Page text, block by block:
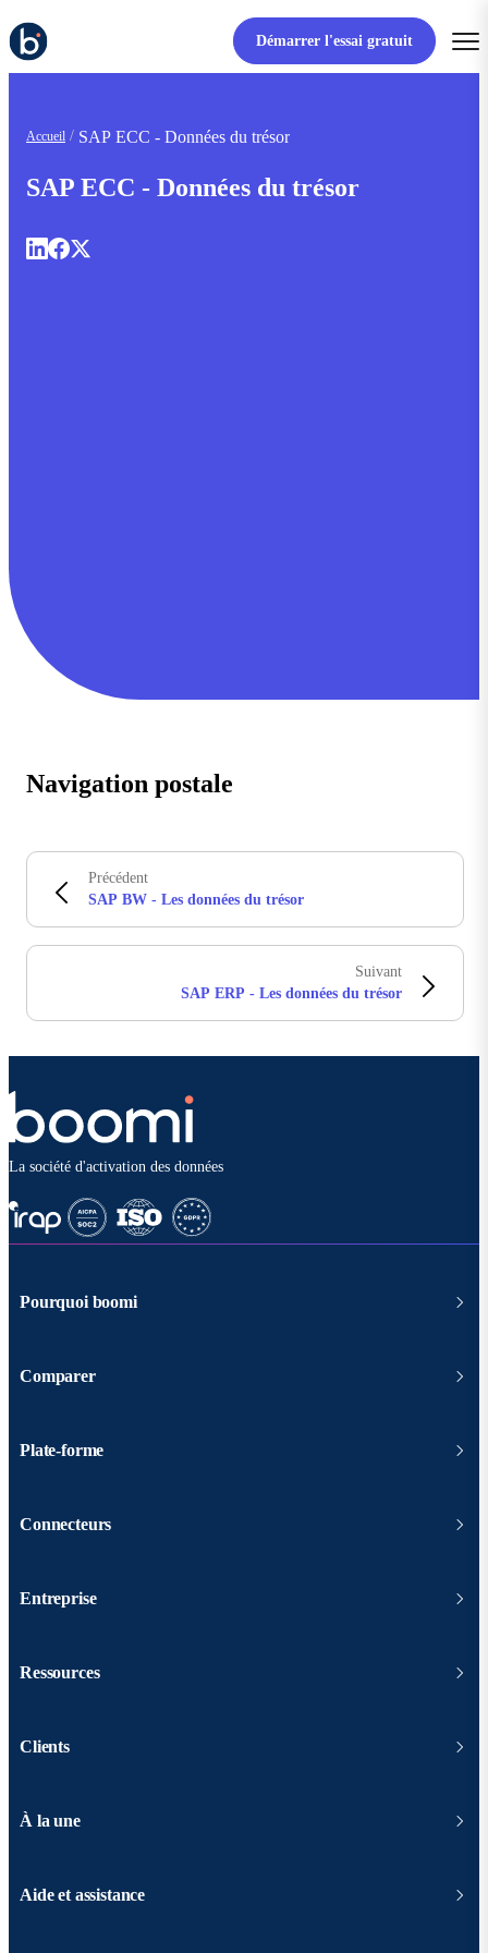
Démarrer l'essai gratuit
Accueil SAP ECC - Données du trésor
SAP ECC - Données du trésor
Navigation postale
Précédent
SAP BW - Les données du trésor
Suivant
SAP ERP - Les données du trésor
La société d'activation des données
Pourquoi boomi
Comparer
Plate-forme
Connecteurs
Entreprise
Ressources
Clients
À la une
Aide et assistance